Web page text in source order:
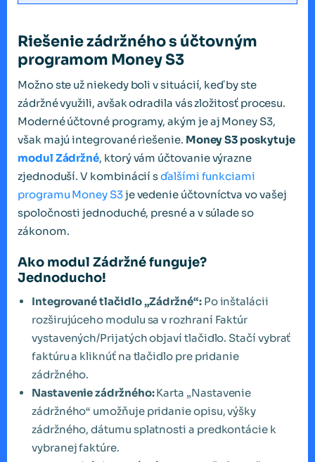
Riešenie zádržného s účtovným
programom Money S3
Možno ste už niekedy boli v situácií, keď by ste
zádržné využili, avšak odradila vás zložitosť procesu.
Moderné účtovné programy, akým je aj Money S3,
však majú integrované riešenie. Money S3 poskytuje
modul Zádržné, ktorý vám účtovanie výrazne
zjednoduší. V kombinácií sďalšími funkciami
programu Money S3je vedenie účtovníctva vo vašej
spoločnosti jednoduché, presné a v súlade so
zákonom.
Ako modul Zádržné funguje?
Jednoducho!
Integrované tlačidlo „Zádržné“:Po inštalácii
rozširujúceho modulu sa v rozhraní Faktúr
vystavených/Prijatých objaví tlačidlo. Stačí vybrať
faktúru a kliknúť na tlačidlo pre pridanie
zádržného.
Nastavenie zádržného:Karta „Nastavenie
zádržného“ umožňuje pridanie opisu, výšky
zádržného, dátumu splatnosti a predkontácie k
vybranej faktúre.